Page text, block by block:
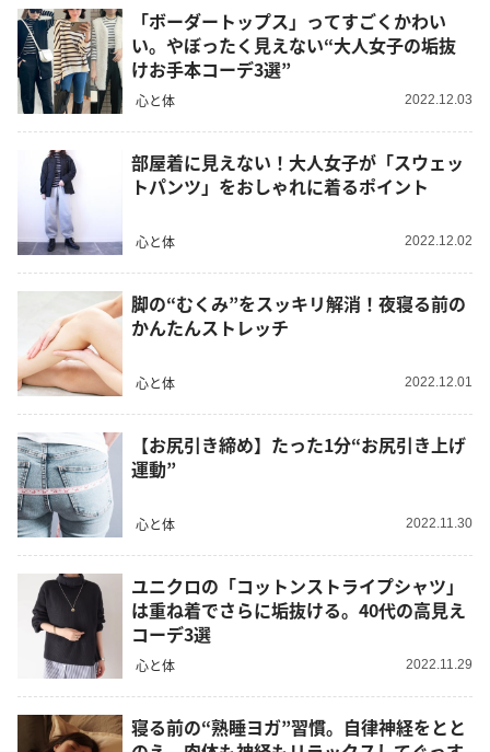
「ボーダートップス」ってすごくかわい
い。やぼったく見えない“大人女子の垢抜
けお手本コーデ3選”
心と体 2022.12.03
部屋着に見えない！大人女子が「スウェッ
トパンツ」をおしゃれに着るポイント
心と体 2022.12.02
脚の“むくみ”をスッキリ解消！夜寝る前の
かんたんストレッチ
心と体 2022.12.01
【お尻引き締め】たった1分“お尻引き上げ
運動”
心と体 2022.11.30
ユニクロの「コットンストライプシャツ」
は重ね着でさらに垢抜ける。40代の高見え
コーデ3選
心と体 2022.11.29
寝る前の“熟睡ヨガ”習慣。自律神経をとと